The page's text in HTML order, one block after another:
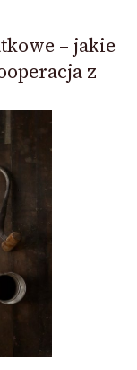
– jakie
z